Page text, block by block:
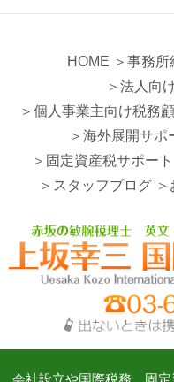
HOME ＞事務所
＞法人向
＞個人事業主向け税務
＞海外展開サポ
＞固定資産税サポート
＞スタッフブログ